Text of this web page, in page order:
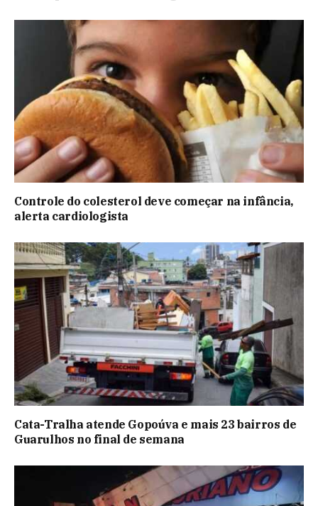
Controle do colesterol deve começar na infância,
alerta cardiologista
Cata-Tralha atende Gopoúva e mais 23 bairros de
Guarulhos no final de semana